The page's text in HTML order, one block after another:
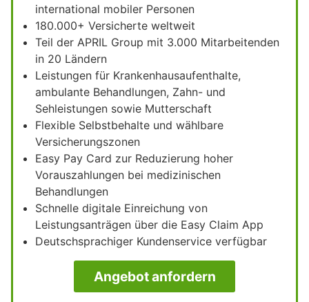
international mobiler Personen
180.000+ Versicherte weltweit
Teil der APRIL Group mit 3.000 Mitarbeitenden
in 20 Ländern
Leistungen für Krankenhausaufenthalte,
ambulante Behandlungen, Zahn- und
Sehleistungen sowie Mutterschaft
Flexible Selbstbehalte und wählbare
Versicherungszonen
Easy Pay Card zur Reduzierung hoher
Vorauszahlungen bei medizinischen
Behandlungen
Schnelle digitale Einreichung von
Leistungsanträgen über die Easy Claim App
Deutschsprachiger Kundenservice verfügbar
Angebot anfordern